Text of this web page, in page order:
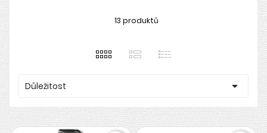
13 produktů
Důležitost 